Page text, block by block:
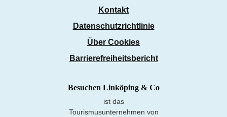
Kontakt
Datenschutzrichtlinie
Über Cookies
Barrierefreiheitsbericht
Besuchen Linköping & Co
ist das
Tourismusunternehmen von